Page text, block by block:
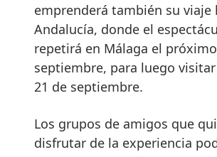
emprenderá también su viaje
Andalucía, donde el
repetirá en Málaga el
septiembre, para luego visitar
21 de septiembre.
Los grupos de amigos que
disfrutar de la experiencia